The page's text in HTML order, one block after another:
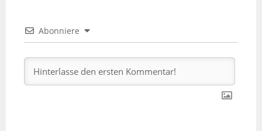
Abonniere